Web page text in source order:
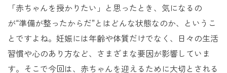
「赤ちゃんを授かりたい」と思ったとき、気になるの
が“準備が整ったからだ”とはどんな状態なのか、というこ
とですよね。妊娠には年齢や体質だけでなく、日々の生活
習慣や心のあり方など、さまざまな要因が影響していま
す。そこで今回は、赤ちゃんを迎えるために大切とされる